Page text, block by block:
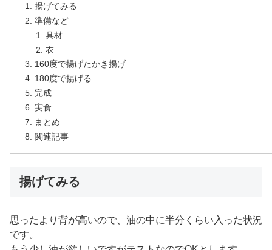
揚げてみる
準備など
具材
衣
160度で揚げたかき揚げ
180度で揚げる
完成
実食
まとめ
関連記事
揚げてみる
思ったより背が高いので、油の中に半分くらい入った状況
です。